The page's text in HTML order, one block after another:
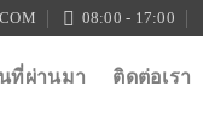
08:00 - 17:00
ที่ผ่านมา
ติดต่อเรา